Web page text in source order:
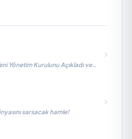
Yönetim Kurulunu Açıkladı ve
sarsacak hamle!